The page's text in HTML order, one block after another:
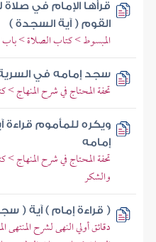
قرأها الإمام في
القوم ( آية السجدة )
المبسوط > كتاب الصلاة >
سجد إمامه في
تحفة المحتاج في شرح
ويكره للمأموم قراءة
إمامه
تحفة المحتاج في شرح المنهاج
والشكر
( قراءة إمام ) آية (
دقائق أولي النهى لشرح